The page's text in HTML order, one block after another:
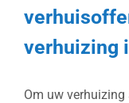
verhuizing
Om uw